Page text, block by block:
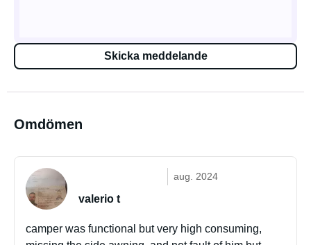
Skicka meddelande
Omdömen
aug. 2024
valerio t
camper was functional but very high consuming,